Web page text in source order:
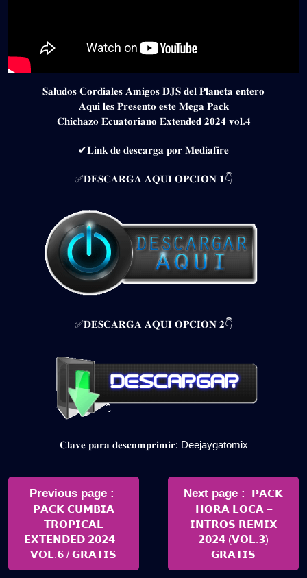
𝐒𝐚𝐥𝐮𝐝𝐨𝐬 𝐂𝐨𝐫𝐝𝐢𝐚𝐥𝐞𝐬 𝐀𝐦𝐢𝐠𝐨𝐬 𝐃𝐉𝐒 𝐝𝐞𝐥 𝐏𝐥𝐚𝐧𝐞𝐭𝐚 𝐞𝐧𝐭𝐞𝐫𝐨
𝐀𝐪𝐮𝐢 𝐥𝐞𝐬 𝐏𝐫𝐞𝐬𝐞𝐧𝐭𝐨 𝐞𝐬𝐭𝐞 𝐌𝐞𝐠𝐚 𝐏𝐚𝐜𝐤
𝐂𝐡𝐢𝐜𝐡𝐚𝐳𝐨 𝐄𝐜𝐮𝐚𝐭𝐨𝐫𝐢𝐚𝐧𝐨 𝐄𝐱𝐭𝐞𝐧𝐝𝐞𝐝 𝟐𝟎𝟐𝟒 𝐯𝐨𝐥.𝟒
✔𝐋𝐢𝐧𝐤 𝐝𝐞 𝐝𝐞𝐬𝐜𝐚𝐫𝐠𝐚 𝐩𝐨𝐫 𝐌𝐞𝐝𝐢𝐚𝐟𝐢𝐫𝐞
✅𝐃𝐄𝐒𝐂𝐀𝐑𝐆𝐀 𝐀𝐐𝐔𝐈 𝐎𝐏𝐂𝐈𝐎𝐍 𝟏👇
✅𝐃𝐄𝐒𝐂𝐀𝐑𝐆𝐀 𝐀𝐐𝐔𝐈 𝐎𝐏𝐂𝐈𝐎𝐍 𝟐👇
𝐂𝐥𝐚𝐯𝐞 𝐩𝐚𝐫𝐚 𝐝𝐞𝐬𝐜𝐨𝐦𝐩𝐫𝐢𝐦𝐢𝐫: Deejaygatomix
Navegación
entradas
Previous page
𝗣𝗔𝗖𝗞 𝗖𝗨𝗠𝗕𝗜𝗔
𝗧𝗥𝗢𝗣𝗜𝗖𝗔𝗟
𝗘𝗫𝗧𝗘𝗡𝗗𝗘𝗗 𝟮𝟬𝟮𝟰 –
𝗩𝗢𝗟.𝟲 / 𝗚𝗥𝗔𝗧𝗜𝗦
Next page
Newer
Posts
𝗣𝗔𝗖𝗞
𝗛𝗢𝗥𝗔 𝗟𝗢𝗖𝗔 –
𝗜𝗡𝗧𝗥𝗢𝗦 𝗥𝗘𝗠𝗜𝗫
𝟮𝟬𝟮𝟰 (𝗩𝗢𝗟.𝟯)
𝗚𝗥𝗔𝗧𝗜𝗦